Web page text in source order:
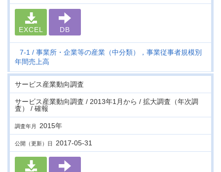
EXCEL DB
7-1
事業所・企業等の産業（中分類），事業従事者規模別
年間売上高
サービス産業動向調査
サービス産業動向調査 / 2013年1月から / 拡大調査（年次調
査） / 確報
調査年月 2015年
公開（更新）日 2017-05-31